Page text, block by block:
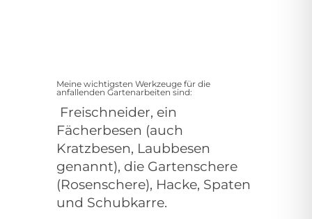
Meine wichtigsten Werkzeuge für die
anfallenden Gartenarbeiten sind:
Freischneider, ein
Fächerbesen (auch
Kratzbesen, Laubbesen
genannt), die Gartenschere
(Rosenschere), Hacke, Spaten
und Schubkarre.